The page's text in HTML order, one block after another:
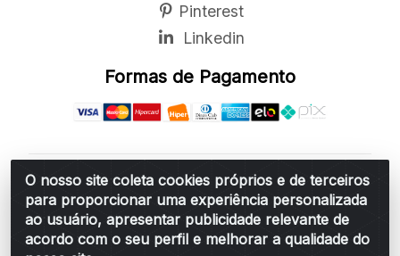
O nosso site coleta cookies próprios e de terceiros
para proporcionar uma experiência personalizada
ao usuário, apresentar publicidade relevante de
acordo com o seu perfil e melhorar a qualidade do
Pinterest
Linkedin
Formas de Pagamento
Belchior Cortinas e Acessórios LTDA - R: Rua
Vereador Sérgio Leopoldino Alves, 876 - Santa
Bárbara d'Oeste/SP - CEP 13.456-166 - CNPJ
06.314.073/0001-34